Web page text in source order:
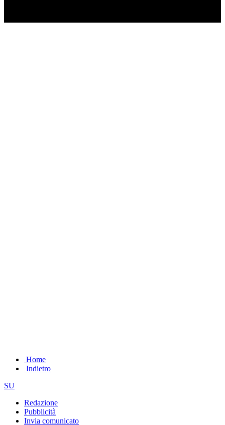
Home
Indietro
SU
Redazione
Pubblicità
Invia comunicato